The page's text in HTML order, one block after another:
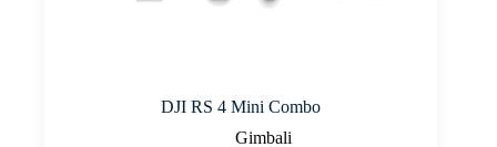
DJI RS 4 Mini Combo
Gimbali